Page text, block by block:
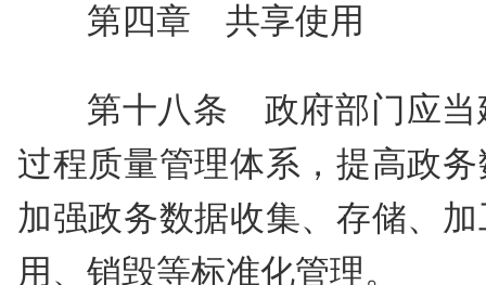
第四章 共享使用
第十八条 政府部门应当
过程质量管理体系，提高政
加强政务数据收集、存储、
用、销毁等标准化管理。